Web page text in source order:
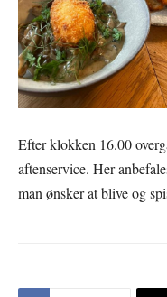
Efter klokken 16.00
aftenservice. Her
man ønsker at blive og